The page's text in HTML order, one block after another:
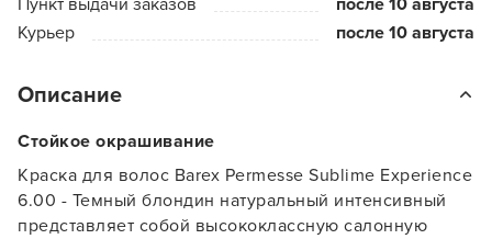
Пункт выдачи заказов
после 10 августа
Курьер
после 10 августа
Описание
Стойкое окрашивание
Краска для волос Barex Permesse Sublime Experience
6.00 - Темный блондин натуральный интенсивный
представляет собой высококлассную салонную